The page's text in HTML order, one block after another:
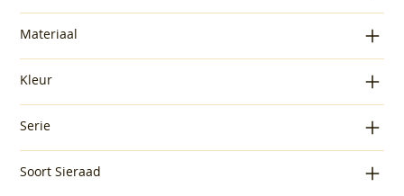
Materiaal
Kleur
Serie
Soort Sieraad